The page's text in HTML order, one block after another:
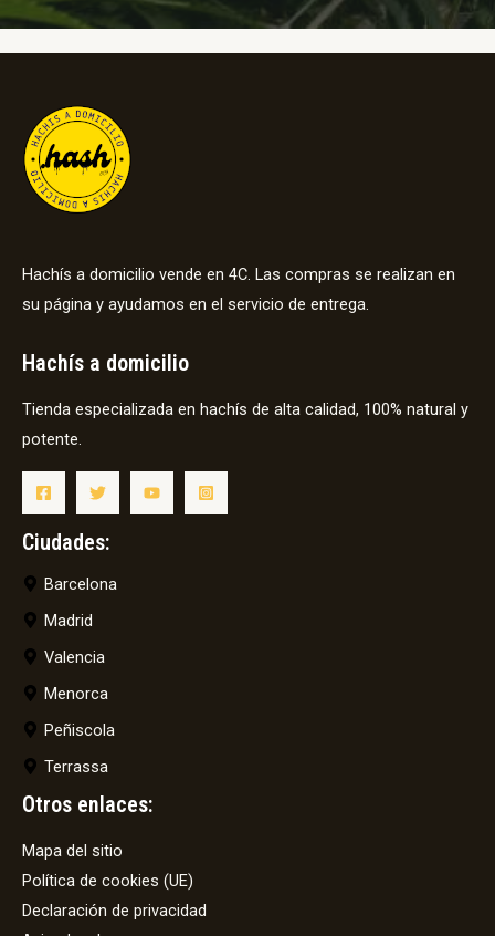
Hachís a domicilio vende en 4C. Las compras se realizan en
su página y ayudamos en el servicio de entrega.
Hachís a domicilio
Tienda especializada en hachís de alta calidad, 100% natural y
potente.
Ciudades:
Barcelona
Madrid
Valencia
Menorca
Peñiscola
Terrassa
Otros enlaces:
Mapa del sitio
Política de cookies (UE)
Declaración de privacidad